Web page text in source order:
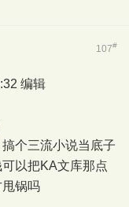
107#
编辑
搞个三流小说当底子
以把KA文库那点
锅吗